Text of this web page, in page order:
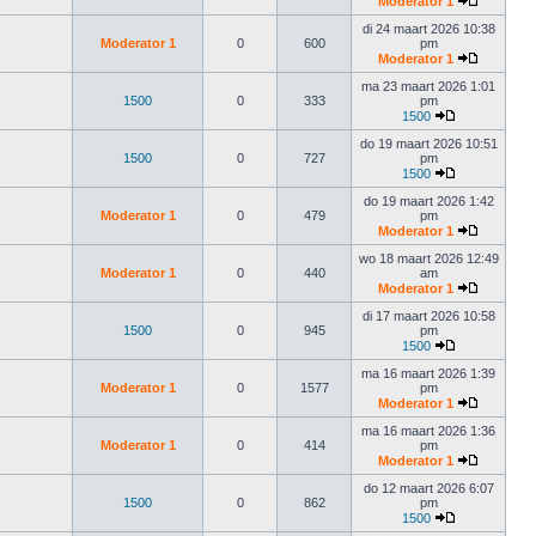
Moderator 1 0 600
di 24 maart 2026 10:38
pm
Moderator 1
1500 0 333
ma 23 maart 2026 1:01
pm
1500
1500 0 727
do 19 maart 2026 10:51
pm
1500
Moderator 1 0 479
do 19 maart 2026 1:42
pm
Moderator 1
Moderator 1 0 440
wo 18 maart 2026 12:49
am
Moderator 1
1500 0 945
di 17 maart 2026 10:58
pm
1500
Moderator 1 0 1577
ma 16 maart 2026 1:39
pm
Moderator 1
Moderator 1 0 414
ma 16 maart 2026 1:36
pm
Moderator 1
1500 0 862
do 12 maart 2026 6:07
pm
1500